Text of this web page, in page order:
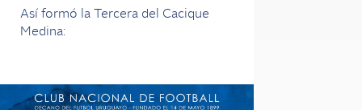
Así formó la Tercera del Cacique
Medina: